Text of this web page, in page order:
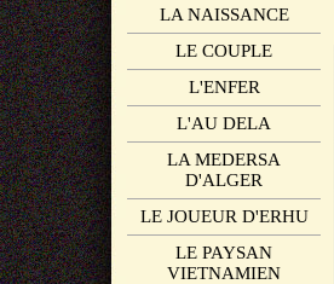
LA NAISSANCE
LE COUPLE
L'ENFER
L'AU DELA
LA MEDERSA
D'ALGER
LE JOUEUR D'ERHU
LE PAYSAN
VIETNAMIEN